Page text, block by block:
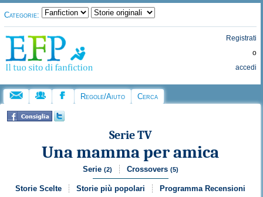
Categorie:
Registrati
o
accedi
Regole/Aiuto Cerca
Serie TV
Una mamma per amica
Serie (2) Crossovers (5)
Storie Scelte Storie più popolari Programma Recensioni